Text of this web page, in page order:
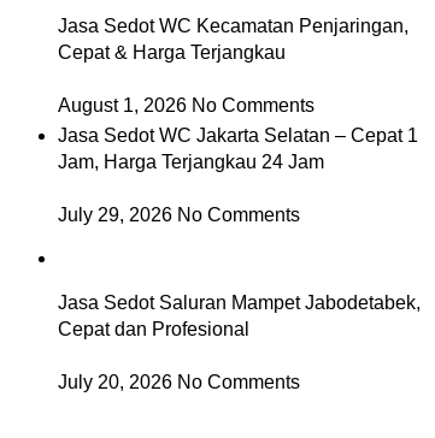
Jasa Sedot WC Kecamatan Penjaringan,
Cepat & Harga Terjangkau
August 1, 2026 No Comments
Jasa Sedot WC Jakarta Selatan – Cepat 1
Jam, Harga Terjangkau 24 Jam
July 29, 2026 No Comments
Jasa Sedot Saluran Mampet Jabodetabek,
Cepat dan Profesional
July 20, 2026 No Comments